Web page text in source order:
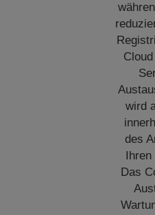
wird
des
Ihren
Das